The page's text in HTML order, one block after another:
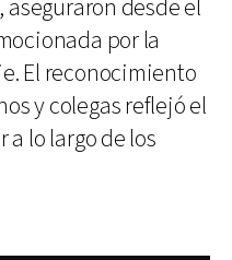
aseguraron desde el
por la
El reconocimiento
y colegas reflejó el
lo largo de los